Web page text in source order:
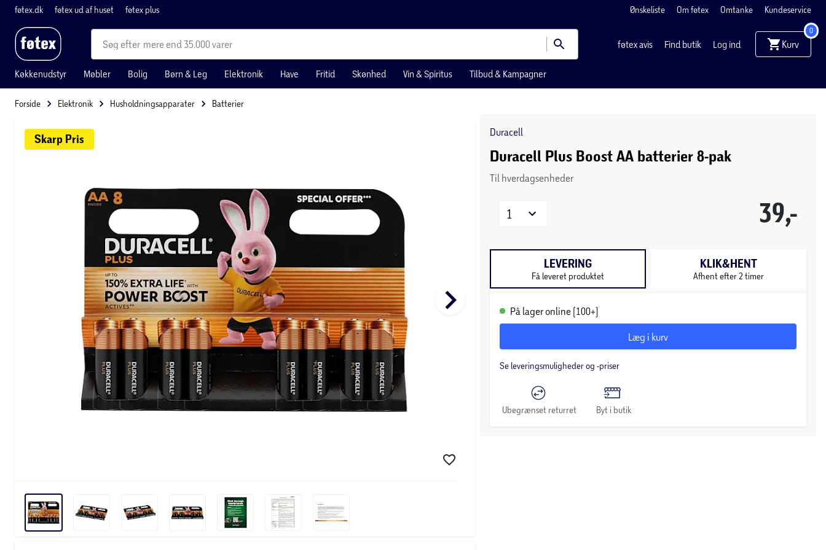
føtex.dk føtex ud af huset føtex plus Ønskeliste Om føtex Omtanke Kundeservice
mere end 35.000 varer føtex avis Find butik Log ind Kurv
0
Køkkenudstyr Møbler Bolig Børn & Leg Elektronik Have Fritid Skønhed Vin & Spiritus Tilbud & Kampagner
Forside Elektronik Husholdningsapparater Batterier
Skarp Pris
keyboard_arrow_right
Duracell
Duracell Plus Boost AA batterier 8-pak
Til hverdagsenheder
39,-
1
LEVERING
Få leveret produktet
KLIK&HENT
Afhent efter 2 timer
På lager online (100+)
Læg i kurv
Se leveringsmuligheder og -priser
Ubegrænset returret Byt i butik